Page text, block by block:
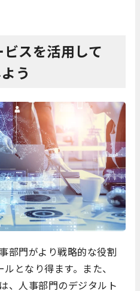
スを活用して
う
部門がより戦略的な役割
となり得ます。また、
、人事部門のデジタルト